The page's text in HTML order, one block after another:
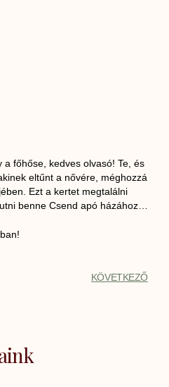
a főhőse, kedves olvasó! Te, és
eltűnt a nővére, méghozzá
Ezt a kertet megtalálni
benne Csend apó házához…
KÖVETKEZŐ